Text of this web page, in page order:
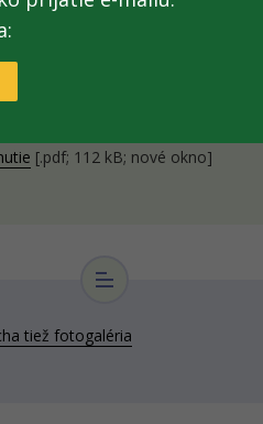
spotrebiteľov, sa takýmto
prístup spotrebitelia v Európskej
[.pdf; 112 kB; nové okno]
tiež fotogaléria